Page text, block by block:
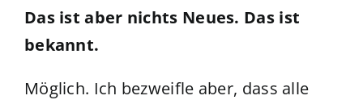
Das ist aber nichts Neues. Das ist
bekannt.
Möglich. Ich bezweifle aber, dass alle